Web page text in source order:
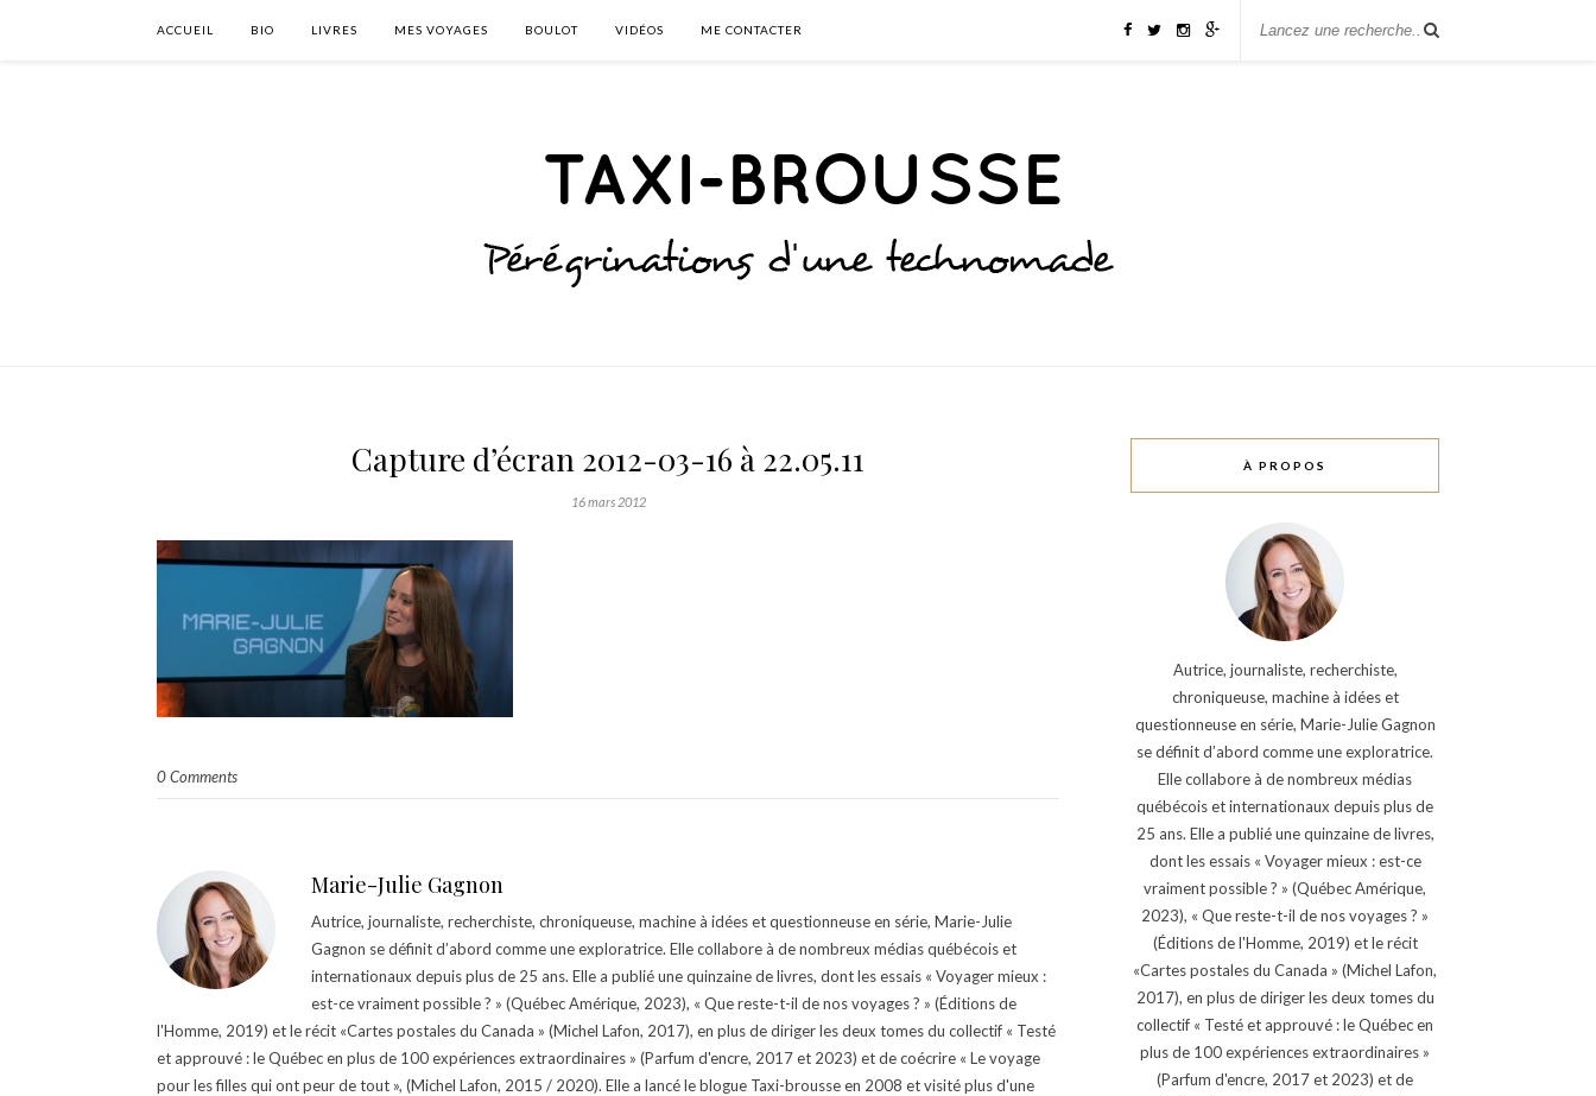
ACCUEIL BIO LIVRES MES VOYAGES BOULOT VIDÉOS ME CONTACTER
Capture d’écran 2012-03-16 à 22.05.11
16 mars 2012
0 Comments
Marie-Julie Gagnon
Autrice, journaliste, recherchiste, chroniqueuse, machine à idées et questionneuse en série, Marie-Julie
Gagnon se définit d’abord comme une exploratrice. Elle collabore à de nombreux médias québécois et
internationaux depuis plus de 25 ans. Elle a publié une quinzaine de livres, dont les essais « Voyager mieux :
est-ce vraiment possible ? » (Québec Amérique, 2023), « Que reste-t-il de nos voyages ? » (Éditions de
l'Homme, 2019) et le récit «Cartes postales du Canada » (Michel Lafon, 2017), en plus de diriger les deux tomes du collectif « Testé
et approuvé : le Québec en plus de 100 expériences extraordinaires » (Parfum d'encre, 2017 et 2023) et de coécrire « Le voyage
pour les filles qui ont peur de tout », (Michel Lafon, 2015 / 2020). Elle a lancé le blogue Taxi-brousse en 2008 et visité plus d'une
À PROPOS
Autrice, journaliste, recherchiste,
chroniqueuse, machine à idées et
questionneuse en série, Marie-Julie Gagnon
se définit d’abord comme une exploratrice.
Elle collabore à de nombreux médias
québécois et internationaux depuis plus de
25 ans. Elle a publié une quinzaine de livres,
dont les essais « Voyager mieux : est-ce
vraiment possible ? » (Québec Amérique,
2023), « Que reste-t-il de nos voyages ? »
(Éditions de l'Homme, 2019) et le récit
«Cartes postales du Canada » (Michel Lafon,
2017), en plus de diriger les deux tomes du
collectif « Testé et approuvé : le Québec en
plus de 100 expériences extraordinaires »
(Parfum d'encre, 2017 et 2023) et de